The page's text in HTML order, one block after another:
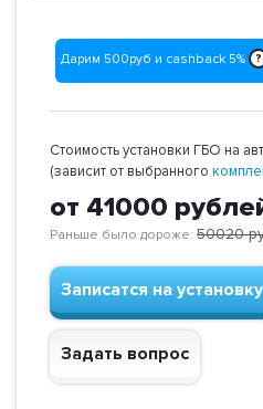
Дарим 500руб и cashback 5% ?
Стоимость установки ГБО на
(зависит от выбранного
от 41000
Раньше было дороже: 50020
Записатся на установку
Задать вопрос